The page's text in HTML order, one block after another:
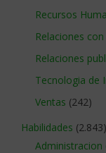
Recursos
Relaciones
Relaciones
Tecnologia de
Ventas (242)
Habilidades (2.843)
Administracion